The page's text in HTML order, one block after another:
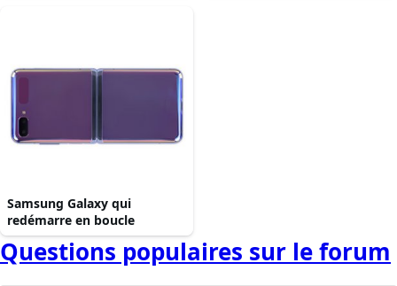
Samsung Galaxy qui
redémarre en boucle
Questions populaires sur le forum